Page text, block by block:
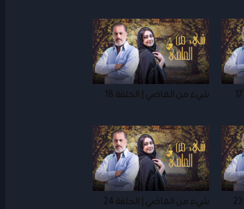
شيء من الماضي | الحلقة 18
شيء من الماضي | الحلقة 24